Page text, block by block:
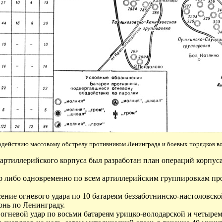
массовому обстрелу противником Ленинграда и боевых порядков
корпуса был разработан план операций
одновременно по всем артиллерийским группировкам
огневого удара по 10 батареям беззаботнинско-
по Ленинграду.
удар по восьми батареям урицко-володарской и